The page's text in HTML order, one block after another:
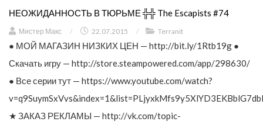
НЕОЖИДАННОСТЬ В ТЮРЬМЕ ╬╬ The Escapists #74
Мистер Макс / 22.07.2015 / Terranit
● МОЙ МАГАЗИН НИЗКИХ ЦЕН — http://bit.ly/1Rtb19g ●
Скачать игру — http://store.steampowered.com/app/298630/
● Все серии тут — https://www.youtube.com/watch?
★ ЗАКАЗ РЕКЛАМЫ — http://vk.com/topic-